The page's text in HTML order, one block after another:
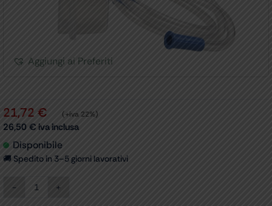
Aggiungi ai Preferiti
21,72 € (+iva 22%)
26,50 € iva inclusa
Disponibile
🚚 Spedito in 3–5 giorni lavorativi
VASO